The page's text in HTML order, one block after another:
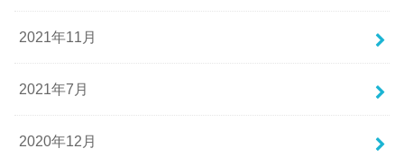
2021年11月
2021年7月
2020年12月